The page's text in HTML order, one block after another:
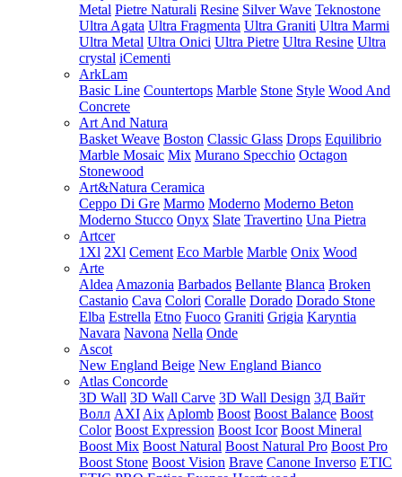
Metal Pietre Naturali Resine Silver Wave Teknostone
Ultra Agata Ultra Fragmenta Ultra Graniti Ultra Marmi
Ultra Metal Ultra Onici Ultra Pietre Ultra Resine Ultra
crystal iCementi
ArkLam
Basic Line Countertops Marble Stone Style Wood And
Concrete
Art And Natura
Basket Weave Boston Classic Glass Drops Equilibrio
Marble Mosaic Mix Murano Specchio Octagon
Stonewood
Art&Natura Ceramica
Ceppo Di Gre Marmo Moderno Moderno Beton
Moderno Stucco Onyx Slate Travertino Una Pietra
Artcer
1Xl 2Xl Cement Eco Marble Marble Onix Wood
Arte
Aldea Amazonia Barbados Bellante Blanca Broken
Castanio Cava Colori Coralle Dorado Dorado Stone
Elba Estrella Etno Fuoco Graniti Grigia Karyntia
Navara Navona Nella Onde
Ascot
New England Beige New England Bianco
Atlas Concorde
3D Wall 3D Wall Carve 3D Wall Design 3Д Вайт
Волл AXI Aix Aplomb Boost Boost Balance Boost
Color Boost Expression Boost Icor Boost Mineral
Boost Mix Boost Natural Boost Natural Pro Boost Pro
Boost Stone Boost Vision Brave Canone Inverso ETIC